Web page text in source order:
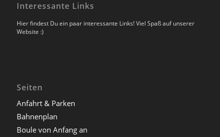
Interessante Links
Hier findest Du ein paar interessante Links! Viel Spaß auf unserer
Website :)
Seiten
Anfahrt & Parken
Bahnenplan
Boule von Anfang an